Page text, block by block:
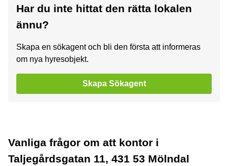
Har du inte hittat den rätta lokalen
ännu?
Skapa en sökagent och bli den första att informeras
om nya hyresobjekt.
Skapa Sökagent
Vanliga frågor om att kontor i
Taljegårdsgatan 11, 431 53 Mölndal